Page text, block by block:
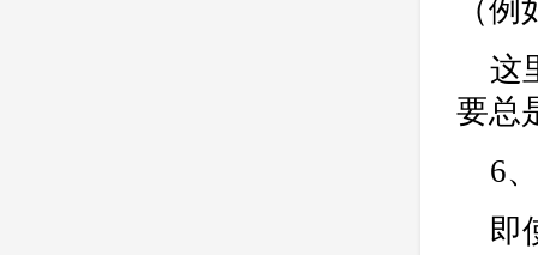
（
这
要总
6
即